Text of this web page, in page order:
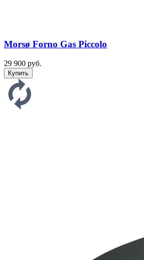
Morsø Forno Gas Piccolo
29 900 руб.